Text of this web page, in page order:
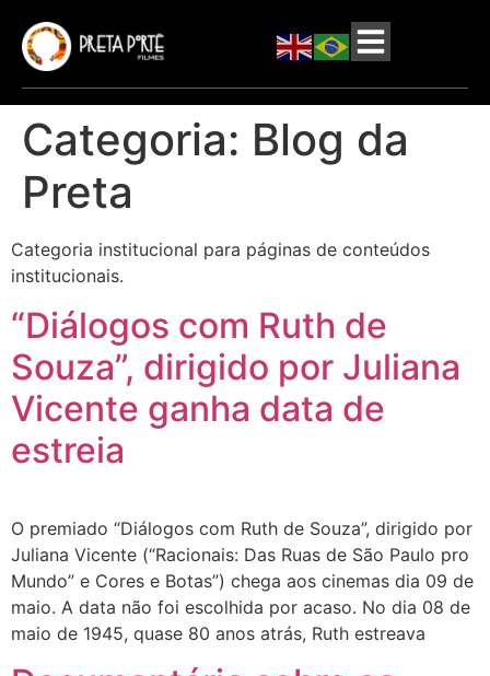
Categoria: Blog da
Preta
Categoria institucional para páginas de conteúdos
institucionais.
“Diálogos com Ruth de
Souza”, dirigido por Juliana
Vicente ganha data de
estreia
O premiado “Diálogos com Ruth de Souza”, dirigido por
Juliana Vicente (“Racionais: Das Ruas de São Paulo pro
Mundo” e Cores e Botas”) chega aos cinemas dia 09 de
maio. A data não foi escolhida por acaso. No dia 08 de
maio de 1945, quase 80 anos atrás, Ruth estreava